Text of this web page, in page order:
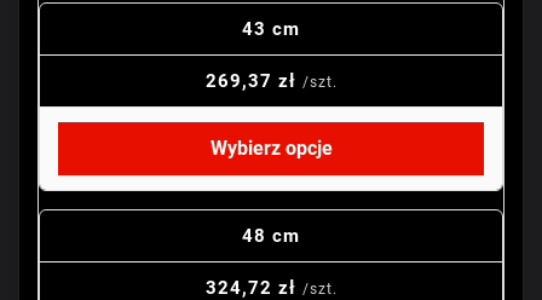
43 cm
269,37 zł /szt.
Wybierz opcje
48 cm
324,72 zł /szt.